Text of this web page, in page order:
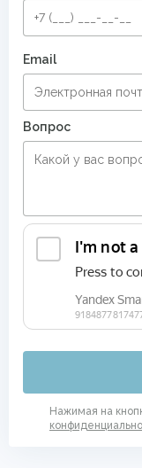
Email
Вопрос
Нажимая на